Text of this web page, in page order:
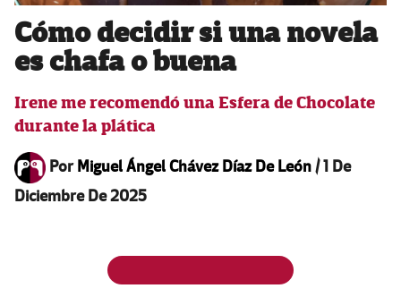
Cómo decidir si una novela
es chafa o buena
Irene me recomendó una Esfera de Chocolate
durante la plática
PorMiguel Ángel Chávez Díaz De León/1 De
Diciembre De 2025